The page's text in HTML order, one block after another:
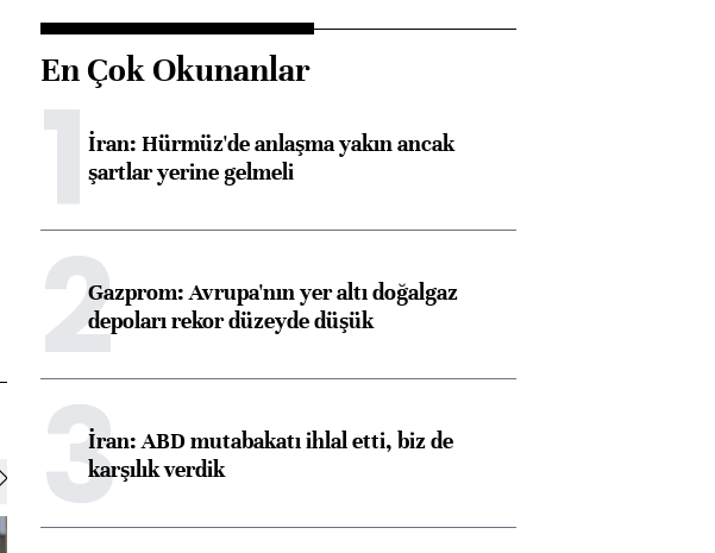
En Çok Okunanlar
1İran: Hürmüz'de anlaşma yakın ancak
şartlar yerine gelmeli
2Gazprom: Avrupa'nın yer altı doğalgaz
depoları rekor düzeyde düşük
3İran: ABD mutabakatı ihlal etti, biz de
karşılık verdik